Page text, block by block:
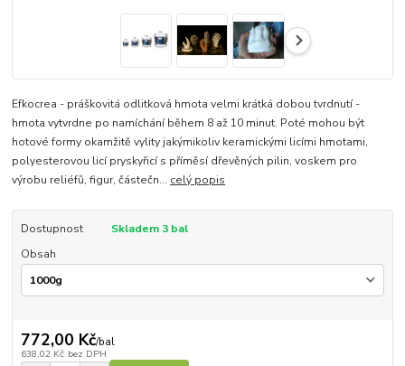
Efkocrea - práškovitá odlitková hmota velmi krátká dobou tvrdnutí -
hmota vytvrdne po namíchání během 8 až 10 minut. Poté mohou být
hotové formy okamžitě vylity jakýmikoliv keramickými licími hmotami,
polyesterovou licí pryskyřicí s příměsí dřevěných pilin, voskem pro
výrobu reliéfů, figur, částečn... celý popis
Dostupnost
Skladem 3 bal
Obsah
772,00 Kč/bal
638,02 Kč bez DPH